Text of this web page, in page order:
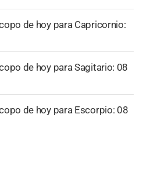
de hoy para Capricornio:
de hoy para Sagitario: 08
de hoy para Escorpio: 08